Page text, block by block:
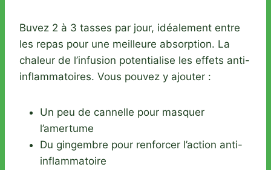
Buvez 2 à 3 tasses par jour, idéalement entre
les repas pour une meilleure absorption. La
chaleur de l’infusion potentialise les effets anti-
inflammatoires. Vous pouvez y ajouter :
Un peu de cannelle pour masquer
l’amertume
Du gingembre pour renforcer l’action anti-
inflammatoire